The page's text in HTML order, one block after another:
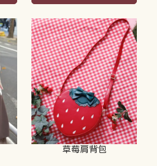
草莓肩背包